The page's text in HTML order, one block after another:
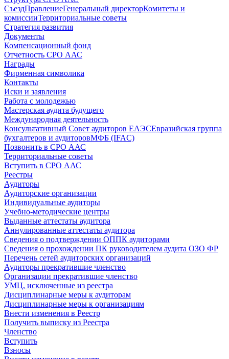
СъездПравлениеГенеральный директорКомитеты и
комиссииТерриториальные советы
Стратегия развития
Документы
Компенсационный фонд
Отчетность СРО ААС
Награды
Фирменная символика
Контакты
Иски и заявления
Работа с молодежью
Мастерская аудита будущего
Международная деятельность
Консультативный Совет аудиторов ЕАЭСЕвразийская группа
бухгалтеров и аудиторовМФБ (IFAC)
Позвонить в СРО ААС
Территориальные советы
Вступить в СРО ААС
Реестры
Аудиторы
Аудиторские организации
Индивидуальные аудиторы
Учебно-методические центры
Выданные аттестаты аудитора
Аннулированные аттестаты аудитора
Сведения о подтверждении ОППК аудиторами
Сведения о прохождении ПК руководителем аудита ОЗО ФР
Перечень сетей аудиторских организаций
Аудиторы прекратившие членство
Организации прекратившие членство
УМЦ, исключенные из реестра
Дисциплинарные меры к аудиторам
Дисциплинарные меры к организациям
Внести изменения в Реестр
Получить выписку из Реестра
Членство
Вступить
Взносы